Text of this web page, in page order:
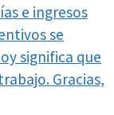
e ingresos
se
significa que
Gracias,